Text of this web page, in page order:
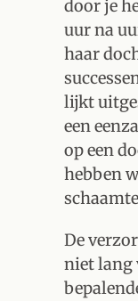
door je
uur na
haar
lijkt
een
op een
hebben
De
niet lang